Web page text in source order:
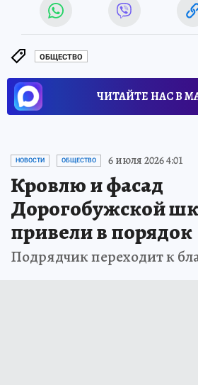
ОБЩЕСТВО
ЧИТАЙТЕ НАС В
НОВОСТИ ОБЩЕСТВО 6 июля 2026 4:01
Кровлю и фасад
Дорогобужской
привели в порядок
Подрядчик переходит к